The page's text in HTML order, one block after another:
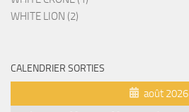
WHITE LION (2)
CALENDRIER SORTIES
août 2026